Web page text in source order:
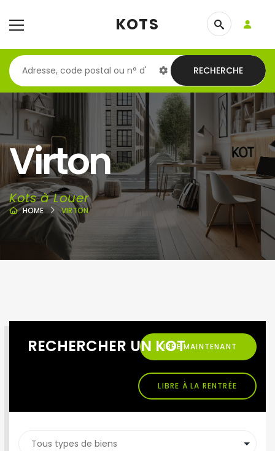
KOTS
RECHERCHE
Virton
Kots à Louer
HOME VIRTON
RECHERCHER UN KOTLIBRE MAINTENANT
LIBRE À LA RENTRÉE